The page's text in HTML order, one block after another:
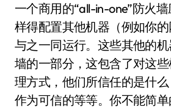
一个商用的“all-in-one”防火
样得配置其他机器（例如你
与之一同运行。这些其他的
墙的一部分，这包含了对这
理方式，他们所信任的是什
作为可信的等等。你不能简